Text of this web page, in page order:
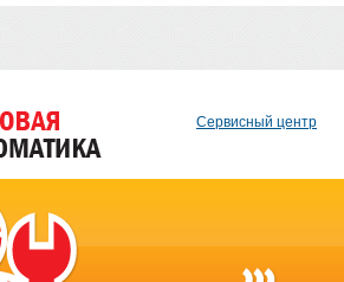
Сервисный центр